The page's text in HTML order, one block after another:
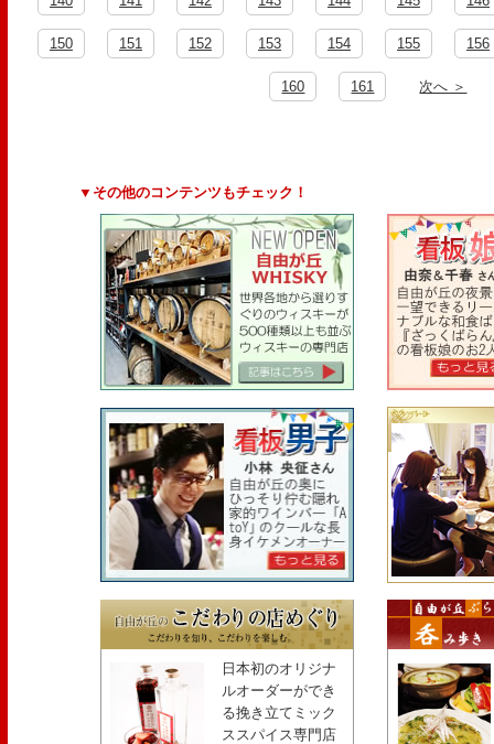
150 151 152 153 154 155 156
160 161 次へ ＞
▼その他のコンテンツもチェック！
日本初のオリジナ
ルオーダーができ
る挽き立てミック
ススパイス専門店